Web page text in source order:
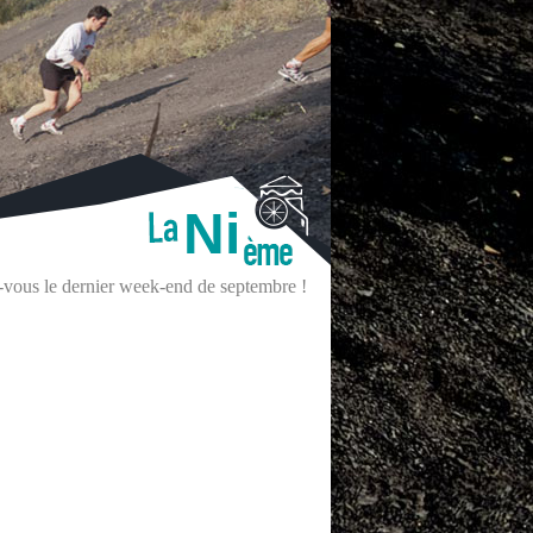
Ni
le dernier week-end de septembre !